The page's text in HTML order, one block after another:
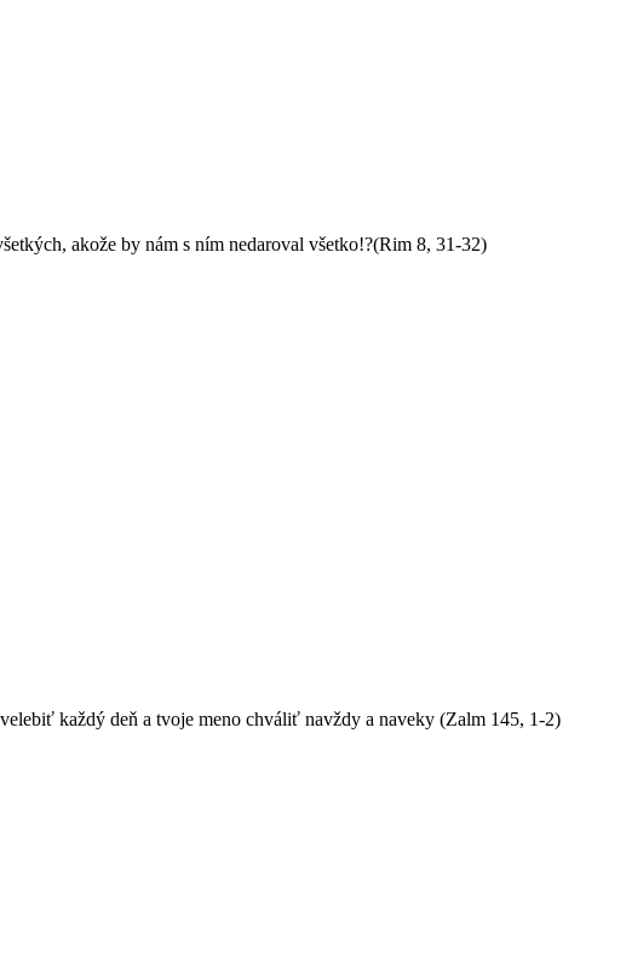
akože by nám s ním nedaroval všetko!?(Rim 8, 31-32)
každý deň a tvoje meno chváliť navždy a naveky (Zalm 145, 1-2)